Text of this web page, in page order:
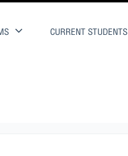
CURRENT STUDENTS